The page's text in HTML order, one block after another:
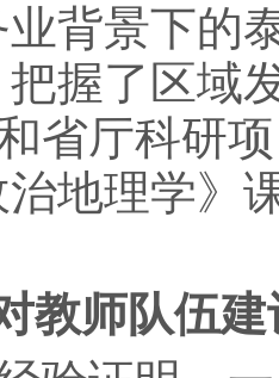
业背景下的
把握了区域
省厅科研
治地理学》
教师队伍